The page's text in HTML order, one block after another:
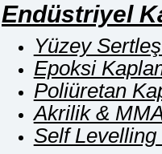
Endüstriyel
Yüzey
Epoksi
Poliüretan
Akrilik &
Self